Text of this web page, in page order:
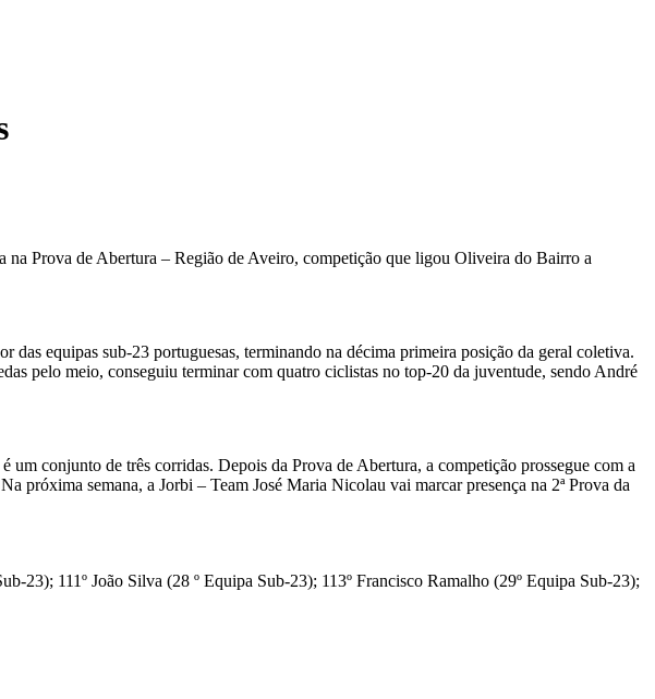
Prova de Abertura – Região de Aveiro, competição que ligou Oliveira do Bairro a
equipas sub-23 portuguesas, terminando na décima primeira posição da geral coletiva.
pelo meio, conseguiu terminar com quatro ciclistas no top-20 da juventude, sendo André
conjunto de três corridas. Depois da Prova de Abertura, a competição prossegue com a
próxima semana, a Jorbi – Team José Maria Nicolau vai marcar presença na 2ª Prova da
23); 111º João Silva (28 º Equipa Sub-23); 113º Francisco Ramalho (29º Equipa Sub-23);